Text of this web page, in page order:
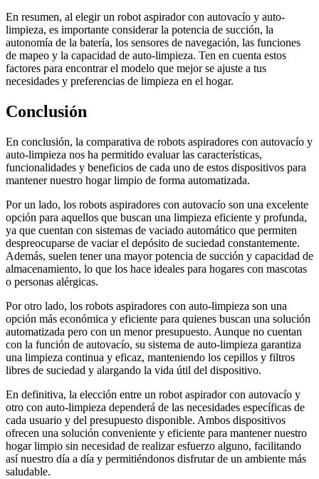
En resumen, al elegir un robot aspirador con autovacío y auto-
limpieza, es importante considerar la potencia de succión, la
autonomía de la batería, los sensores de navegación, las funciones
de mapeo y la capacidad de auto-limpieza. Ten en cuenta estos
factores para encontrar el modelo que mejor se ajuste a tus
necesidades y preferencias de limpieza en el hogar.
Conclusión
En conclusión, la comparativa de robots aspiradores con autovacío y
auto-limpieza nos ha permitido evaluar las características,
funcionalidades y beneficios de cada uno de estos dispositivos para
mantener nuestro hogar limpio de forma automatizada.
Por un lado, los robots aspiradores con autovacío son una excelente
opción para aquellos que buscan una limpieza eficiente y profunda,
ya que cuentan con sistemas de vaciado automático que permiten
despreocuparse de vaciar el depósito de suciedad constantemente.
Además, suelen tener una mayor potencia de succión y capacidad de
almacenamiento, lo que los hace ideales para hogares con mascotas
o personas alérgicas.
Por otro lado, los robots aspiradores con auto-limpieza son una
opción más económica y eficiente para quienes buscan una solución
automatizada pero con un menor presupuesto. Aunque no cuentan
con la función de autovacío, su sistema de auto-limpieza garantiza
una limpieza continua y eficaz, manteniendo los cepillos y filtros
libres de suciedad y alargando la vida útil del dispositivo.
En definitiva, la elección entre un robot aspirador con autovacío y
otro con auto-limpieza dependerá de las necesidades específicas de
cada usuario y del presupuesto disponible. Ambos dispositivos
ofrecen una solución conveniente y eficiente para mantener nuestro
hogar limpio sin necesidad de realizar esfuerzo alguno, facilitando
así nuestro día a día y permitiéndonos disfrutar de un ambiente más
saludable.